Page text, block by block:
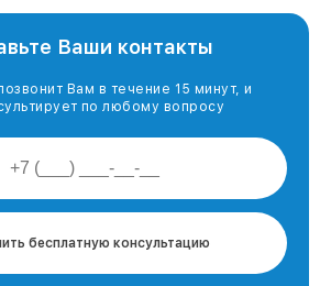
Ваши контакты
Вам в течение 15 минут, и
по любому вопросу
бесплатную консультацию